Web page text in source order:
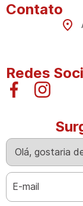
Contato
Redes